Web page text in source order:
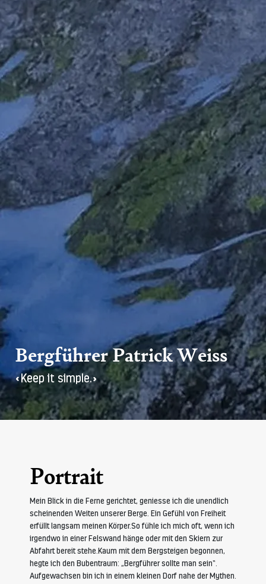
Bergführer Patrick Weiss
«Keep it simple.»
Portrait
Mein Blick in die Ferne gerichtet, geniesse ich die unendlich
scheinenden Weiten unserer Berge. Ein Gefühl von Freiheit
erfüllt langsam meinen Körper.So fühle ich mich oft, wenn ich
irgendwo in einer Felswand hänge oder mit den Skiern zur
Abfahrt bereit stehe.Kaum mit dem Bergsteigen begonnen,
hegte ich den Bubentraum: „Bergführer sollte man sein“.
Aufgewachsen bin ich in einem kleinen Dorf nahe der Mythen.